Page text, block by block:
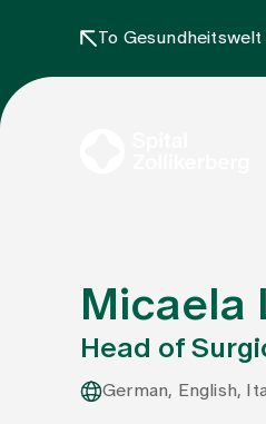
To
Micaela
Head of
German, English,